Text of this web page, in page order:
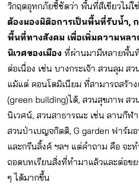
วิกฤตอุทกภัยชี้ชัดว่า พื้นที่สีเขียวไม่ใ
ต้องมองมิติอการเป็นพื้นที่รับน้ำ,
พื้นที่ทางสังคม เพื่อเพิ่มความหล
นิเวศของเมือง ที่ผ่านมามีหลายพื้น
ต่อเนื่อง เช่น บางกระเจ้า สวนลุม ส
แม้แต่ คอนโดมิเนียม ที่สามารถสร้าง
(green building)ได้, สวนสุขภาพ สว
นิเวศน์, สวนสาธารณะ เช่น ลานกีฬ
สวนป่าเบญจกิตติ, G garden ฟาร์ม
และกรีนลิ้งค์ ฯลฯ แต่คำถาม คือ จะท
ถอดบทเรียนสิ่งที่ทำมาแล้วและต่อข
ๆ ได้มากขึ้น